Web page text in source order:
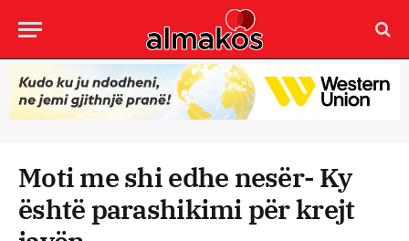
Moti me shi edhe nesër- Ky
është parashikimi për krejt